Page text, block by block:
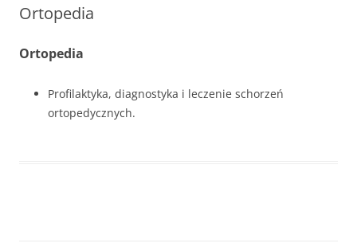
Ortopedia
Ortopedia
Profilaktyka, diagnostyka i leczenie schorzeń
ortopedycznych.